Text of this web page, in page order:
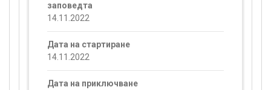
заповедта
14.11.2022
Дата на стартиране
14.11.2022
Дата на приключване